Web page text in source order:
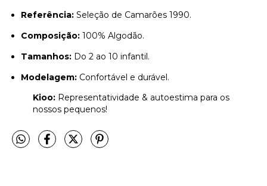
Referência: Seleção de Camarões 1990.
Composição: 100% Algodão.
Tamanhos: Do 2 ao 10 infantil.
Modelagem: Confortável e durável.
Kioo: Representatividade & autoestima para os
nossos pequenos!